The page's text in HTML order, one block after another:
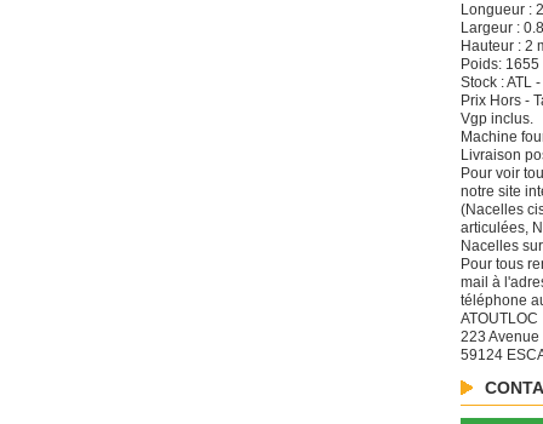
Longueur :
Largeur :
Hauteur : 2
Poids: 1655
Stock : ATL
Prix Hors -
Vgp inclus.
Machine
Livraison
Pour voir
notre site
(Nacelles
articulées,
Nacelles
Pour tous
mail à
téléphone
ATOUTLOC
223
59124